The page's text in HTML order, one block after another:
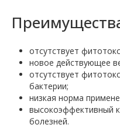
отсутствует
новое действующее
отсутствует
бактерии;
низкая норма
высокоэффективный
болезней.